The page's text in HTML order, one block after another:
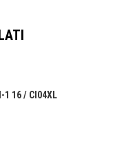
1 16 / CI04XL